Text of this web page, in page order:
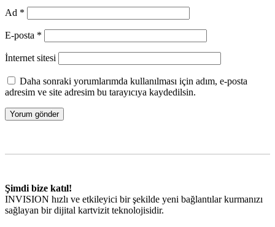
Ad *
E-posta *
İnternet sitesi
Daha sonraki yorumlarımda kullanılması için adım, e-posta
adresim ve site adresim bu tarayıcıya kaydedilsin.
Şimdi bize katıl!
INVISION hızlı ve etkileyici bir şekilde yeni bağlantılar kurmanızı
sağlayan bir dijital kartvizit teknolojisidir.